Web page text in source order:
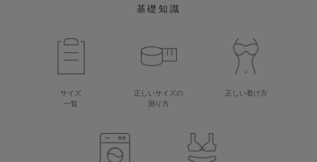
基礎知識
サイズ
一覧
正しいサイズの
測り方
正しい着け方